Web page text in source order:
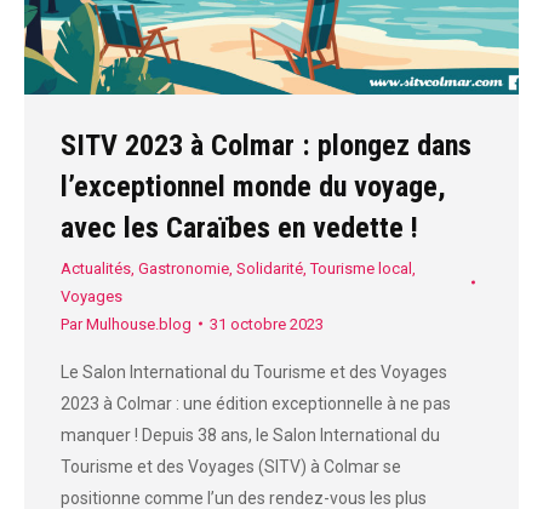
SITV 2023 à Colmar : plongez dans
l’exceptionnel monde du voyage,
avec les Caraïbes en vedette !
Actualités Gastronomie Solidarité ,Tourisme local
Voyages
ParMulhouse.blog 31 octobre 2023
Le Salon International du Tourisme et des Voyages
2023 à Colmar : une édition exceptionnelle à ne pas
manquer ! Depuis 38 ans, le Salon International du
Tourisme et des Voyages (SITV) à Colmar se
positionne comme l’un des rendez-vous les plus